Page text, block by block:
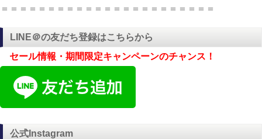
＝＝＝＝＝＝＝＝＝＝＝＝＝＝＝＝＝＝＝＝＝＝＝
LINE＠の友だち登録はこちらから
セール情報・期間限定キャンペーンのチャンス！
公式Instagram